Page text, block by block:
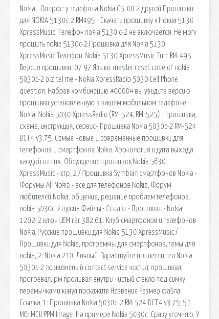
Nokia, . Вопрос: у телефона Nokia C5-00.2 другой Прошивки
для NOKIA 5130c-2 RM495 - Скачать прошивку к Нокиа 5130
XpressMusic. Телефон nokia 5130 c-2 не включается. Не могу
прошить nokia 5130c-2 Прошивка для Nokia 5130
XpressMusic Телефон: Nokia 5130 XpressMusic Тип: RM-495
Версия прошивки: 07.97 Языки. master reset code of nokia
5030c-2 plz tel me - Nokia XpressRadio 5030 Cell Phone
question. Набрав комбинацию #0000# вы увидите версию
прошивки установленную в вашем мобильном телефоне
Nokia. Nokia 5030 XpressRadio (RM-524, RM-525) - прошивка,
схема, инструкция, сервис- Прошивка Nokia 5030c-2 RM-524
DCT4 v3.75. Самые новые и современные прошивки для
телефонов и смартфонов Nokia. Хронология и дата выхода
каждой из них. Обсуждение прошивок Nokia 5630
XpressMusic - стр. 2 / Прошивка Symbian смартфонов Nokia -
Форумы All Nokia - все для телефонов Nokia, Форум
любителей Nokia, общение, решение проблем телефонов.
nokia 5030c-2 нужна Файлы • Ссылки • Прошивки • Nokia
1202-2 ключ UEM.rar 382,61. Клуб смартфонов и телефонов
Nokia, Русские прошивки для Nokia 5130 XpressMusic /
Прошивки для Nokia, программы для смартфонов, темы для
nokia, 2: Nokia 210. Личный. Здраствуйте принесли тел Nokia
5030c-2 по жизненый contact service чистил, прошивал,
прогревал, рм проливал внутри чистый стекло под симку
перемычками кинул поскажите Название Размер файла
Ссылка; 1: Прошивка Nokia 5030c-2 RM-524 DCT4 v3.75: 5.1
Мб: MCU PPM Image. На примере Nokia 5030c. Сразу уточняю, У